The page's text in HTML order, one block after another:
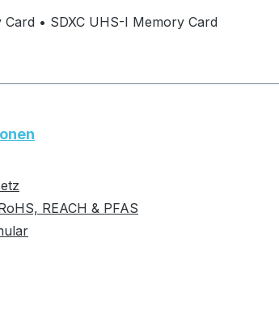
• SDXC UHS-I Memory Card
REACH & PFAS